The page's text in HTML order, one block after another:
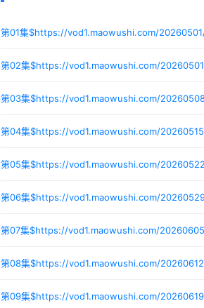
第01集$https://vod1.maowushi.com/
第02集$https://vod1.maowushi.com/
第03集$https://vod1.maowushi.com/
第04集$https://vod1.maowushi.com/
第05集$https://vod1.maowushi.com/
第06集$https://vod1.maowushi.com/
第07集$https://vod1.maowushi.com/
第08集$https://vod1.maowushi.com/
第09集$https://vod1.maowushi.com/